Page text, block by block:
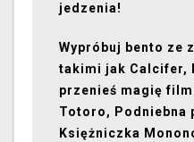
jedzenia!
Wypróbuj bento ze
takimi jak Calcifer,
przenieś magię
Totoro, Podniebna
Księżniczka